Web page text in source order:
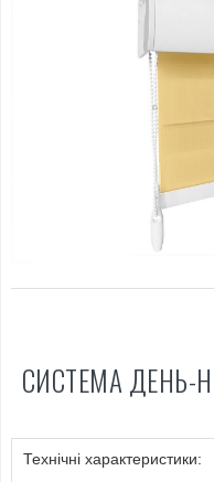
СИСТЕМА ДЕНЬ-
Технічні характеристики: